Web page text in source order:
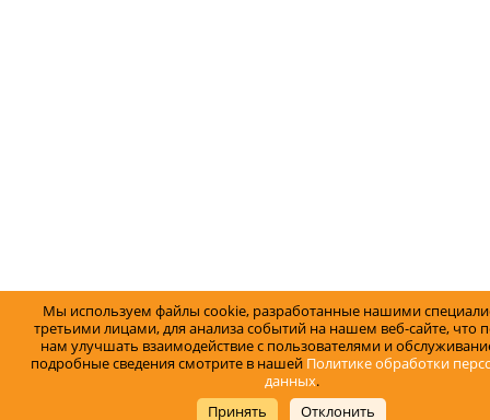
Мы используем файлы cookie, разработанные нашими
третьими лицами, для анализа событий на нашем веб-сайте, что
нам улучшать взаимодействие с пользователями и
подробные сведения смотрите в нашей Политике обработки
данных.
Принять
Отклонить